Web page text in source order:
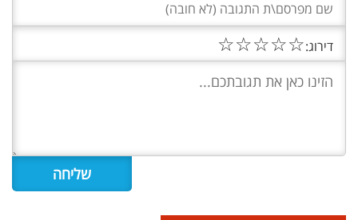
דירוג:☆
☆
☆
☆
☆